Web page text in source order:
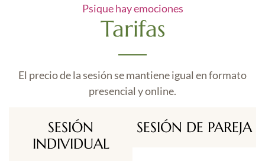
Psique hay emociones
Tarifas
El precio de la sesión se mantiene igual en formato
presencial y online.
SESIÓN
INDIVIDUAL
SESIÓN DE PAREJA